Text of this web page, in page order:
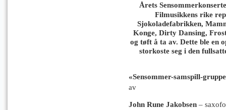
Årets
Filmusikkens rike
Sjokoladefabrikken,
Konge, Dirty Dansing,
og tøft å ta av. Dette ble en
storkoste seg i den
«Sensommer-samspill-
av
John Rune Jakobsen –